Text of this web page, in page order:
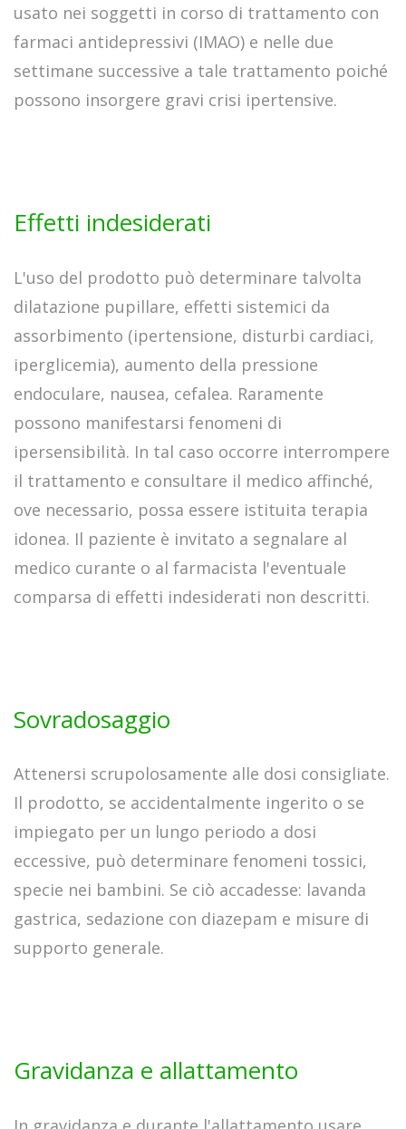
usato nei soggetti in corso di trattamento con
farmaci antidepressivi (IMAO) e nelle due
settimane successive a tale trattamento poiché
possono insorgere gravi crisi ipertensive.
Effetti indesiderati
L'uso del prodotto può determinare talvolta
dilatazione pupillare, effetti sistemici da
assorbimento (ipertensione, disturbi cardiaci,
iperglicemia), aumento della pressione
endoculare, nausea, cefalea. Raramente
possono manifestarsi fenomeni di
ipersensibilità. In tal caso occorre interrompere
il trattamento e consultare il medico affinché,
ove necessario, possa essere istituita terapia
idonea. Il paziente è invitato a segnalare al
medico curante o al farmacista l'eventuale
comparsa di effetti indesiderati non descritti.
Sovradosaggio
Attenersi scrupolosamente alle dosi consigliate.
Il prodotto, se accidentalmente ingerito o se
impiegato per un lungo periodo a dosi
eccessive, può determinare fenomeni tossici,
specie nei bambini. Se ciò accadesse: lavanda
gastrica, sedazione con diazepam e misure di
supporto generale.
Gravidanza e allattamento